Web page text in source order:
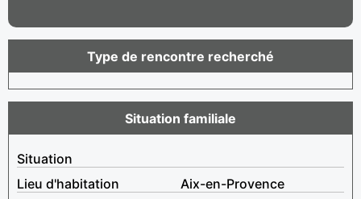
Type de rencontre recherché
Situation familiale
Situation
Lieu d'habitation
Aix-en-Provence